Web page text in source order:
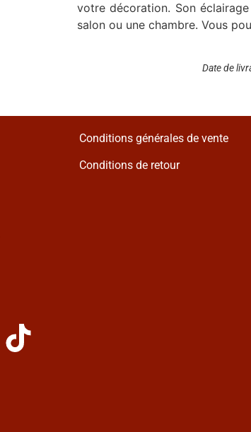
votre décoration. Son
salon ou une chambre. Vous
Date de
Conditions générales de vente
Conditions de retour